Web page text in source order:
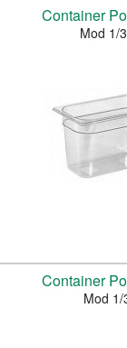
Container
Mod 1/
Container
Mod